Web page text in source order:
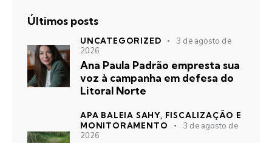
Últimos posts
UNCATEGORIZED
3 de agosto de
2026
Ana Paula Padrão empresta sua
voz à campanha em defesa do
Litoral Norte
APA BALEIA SAHY, FISCALIZAÇÃO E
MONITORAMENTO
3 de agosto de
2026